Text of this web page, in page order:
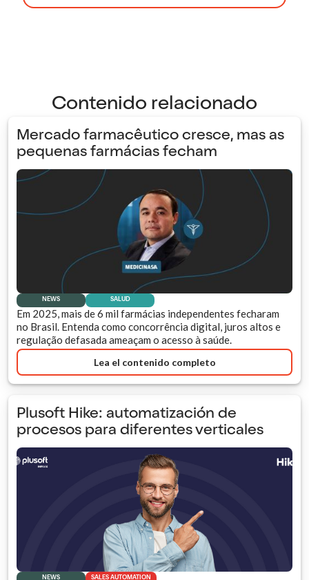
Contenido relacionado
Mercado farmacêutico cresce, mas as
pequenas farmácias fecham
NEWS SALUD
Em 2025, mais de 6 mil farmácias independentes fecharam
no Brasil. Entenda como concorrência digital, juros altos e
regulação defasada ameaçam o acesso à saúde.
Lea el contenido completo
Plusoft Hike: automatización de
procesos para diferentes verticales
NEWS SALES AUTOMATION